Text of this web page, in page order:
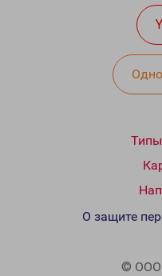
© ООО
О защите